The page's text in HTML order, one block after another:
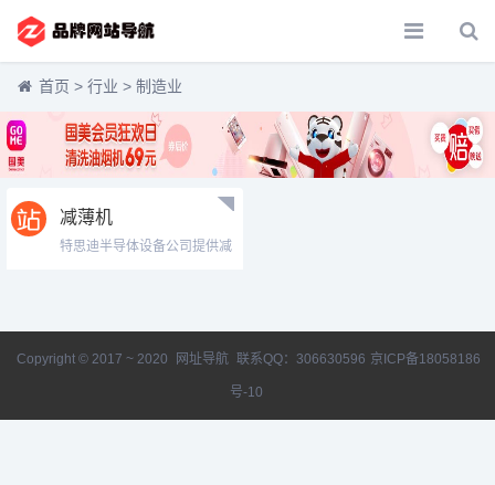
首页 > 行业 > 制造业
减薄机
特思迪半导体设备公司提供减
体领域高质量表面加工设备的
研发,生产和销售厂家.知名半导
Copyright © 2017 ~ 2020 网址导航 联系QQ：306630596 京ICP备18058186
号-10